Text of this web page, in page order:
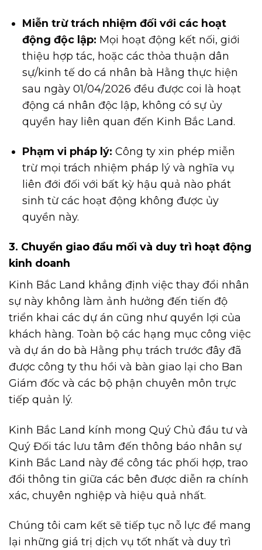
Miễn trừ trách nhiệm đối với các hoạt
động độc lập: Mọi hoạt động kết nối, giới
thiệu hợp tác, hoặc các thỏa thuận dân
sự/kinh tế do cá nhân bà Hằng thực hiện
sau ngày 01/04/2026 đều được coi là hoạt
động cá nhân độc lập, không có sự ủy
quyền hay liên quan đến Kinh Bắc Land.
Phạm vi pháp lý: Công ty xin phép miễn
trừ mọi trách nhiệm pháp lý và nghĩa vụ
liên đới đối với bất kỳ hậu quả nào phát
sinh từ các hoạt động không được ủy
quyền này.
3. Chuyển giao đầu mối và duy trì hoạt động
kinh doanh
Kinh Bắc Land khẳng định việc thay đổi nhân
sự này không làm ảnh hưởng đến tiến độ
triển khai các dự án cũng như quyền lợi của
khách hàng. Toàn bộ các hạng mục công việc
và dự án do bà Hằng phụ trách trước đây đã
được công ty thu hồi và bàn giao lại cho Ban
Giám đốc và các bộ phận chuyên môn trực
tiếp quản lý.
Kinh Bắc Land kính mong Quý Chủ đầu tư và
Quý Đối tác lưu tâm đến thông báo nhân sự
Kinh Bắc Land này để công tác phối hợp, trao
đổi thông tin giữa các bên được diễn ra chính
xác, chuyên nghiệp và hiệu quả nhất.
Chúng tôi cam kết sẽ tiếp tục nỗ lực để mang
lại những giá trị dịch vụ tốt nhất và duy trì